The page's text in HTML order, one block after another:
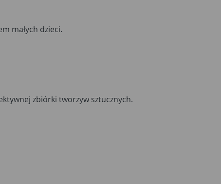
małych dzieci.
zbiórki tworzyw sztucznych.